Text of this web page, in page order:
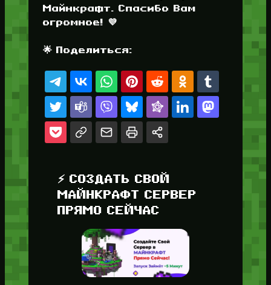
Майнкрафт. Спасибо Вам
огромное! 💜
🌟 Поделиться:
⚡ СОЗДАТЬ СВОЙ
МАЙНКРАФТ СЕРВЕР
ПРЯМО СЕЙЧАС